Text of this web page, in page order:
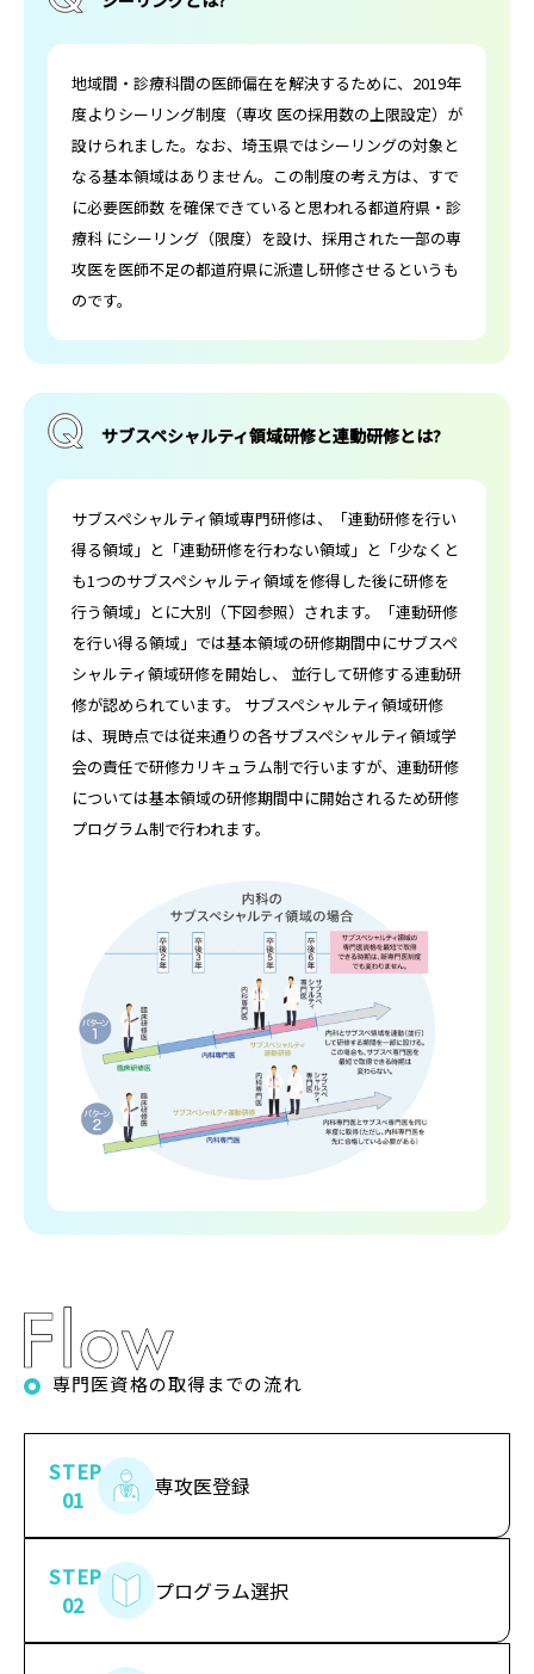
地域間・診療科間の医師偏在を解決するために、2019年
度よりシーリング制度（専攻 医の採用数の上限設定）が
設けられました。なお、埼玉県ではシーリングの対象と
なる基本領域はありません。この制度の考え方は、すで
に必要医師数 を確保できていると思われる都道府県・診
療科 にシーリング（限度）を設け、採用された一部の専
攻医を医師不足の都道府県に派遣し研修させるというも
のです。
サブスペシャルティ領域研修と連動研修とは?
サブスペシャルティ領域専門研修は、「連動研修を行い
得る領域」と「連動研修を行わない領域」と「少なくと
も1つのサブスペシャルティ領域を修得した後に研修を
行う領域」とに大別（下図参照）されます。「連動研修
を行い得る領域」では基本領域の研修期間中にサブスペ
シャルティ領域研修を開始し、 並行して研修する連動研
修が認められています。 サブスペシャルティ領域研修
は、現時点では従来通りの各サブスペシャルティ領域学
会の責任で研修カリキュラム制で行いますが、連動研修
については基本領域の研修期間中に開始されるため研修
プログラム制で行われます。
専門医資格の取得までの流れ
STEP
01
専攻医登録
STEP
02
プログラム選択